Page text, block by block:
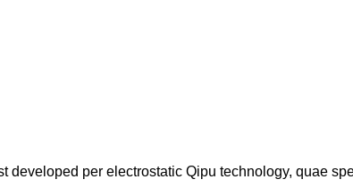
developed per electrostatic Qipu technology, quae